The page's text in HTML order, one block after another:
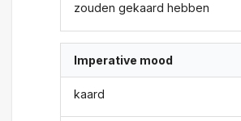
zouden gekaard hebben
Imperative mood
kaard